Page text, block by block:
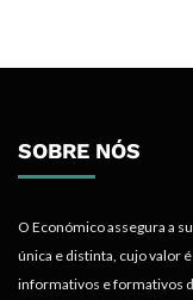
SOBRE NÓS
O Económico assegura a
única e distinta, cujo valor
informativos e formativos